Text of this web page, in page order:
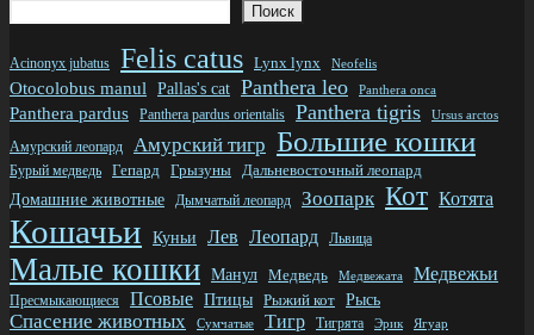
Поиск
Acinonyx jubatus Felis catus Lynx lynx Neofelis
Otocolobus manul Pallas's cat Panthera leo Panthera onca
Panthera pardus Panthera pardus orientalis Panthera tigris Ursus arctos
Амурский леопард Амурский тигр Большие кошки
Бурый медведь Гепард Грызуны Дальневосточный леопард
Домашние животные
Дымчатый леопард Зоопарк Кот Котята
Кошачьи Куньи Лев Леопард Львица
Малые кошки Манул Медведь Медвежата Медвежьи
Пресмыкающиеся Псовые Птицы Рыжий кот Рысь
Спасение животных Сумчатые Тигр Тигрята Эрик Ягуар